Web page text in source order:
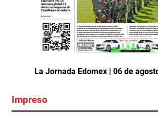
La Jornada Edomex | 06 de
Impreso